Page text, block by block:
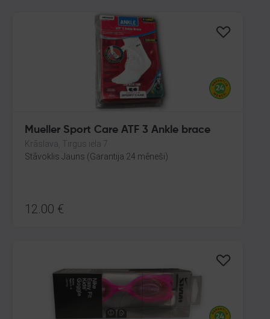
Mueller Sport Care ATF 3 Ankle brace
Krāslava, Tirgus iela 7
Stāvoklis Jauns (Garantija 24 mēneši)
12.00 €